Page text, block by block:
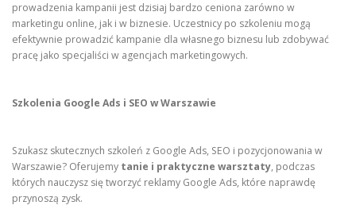
prowadzenia kampanii jest dzisiaj bardzo ceniona zarówno w
marketingu online, jak i w biznesie. Uczestnicy po szkoleniu mogą
efektywnie prowadzić kampanie dla własnego biznesu lub zdobywać
pracę jako specjaliści w agencjach marketingowych.
Szkolenia Google Ads i SEO w Warszawie
Szukasz skutecznych szkoleń z Google Ads, SEO i pozycjonowania w
Warszawie? Oferujemy tanie i praktyczne warsztaty, podczas
których nauczysz się tworzyć reklamy Google Ads, które naprawdę
przynoszą zysk.